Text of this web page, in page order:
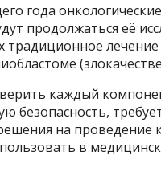
года
продолжаться её
традиционное
каждый
безопасность,
на проведение
в